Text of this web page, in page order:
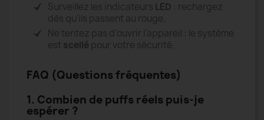
Surveillez les indicateurs LED : rechargez
dès qu’ils passent au rouge.
Ne tentez pas d’ouvrir l’appareil : le système
est scellé pour votre sécurité.
FAQ (Questions fréquentes)
1. Combien de puffs réels puis-je
espérer ?